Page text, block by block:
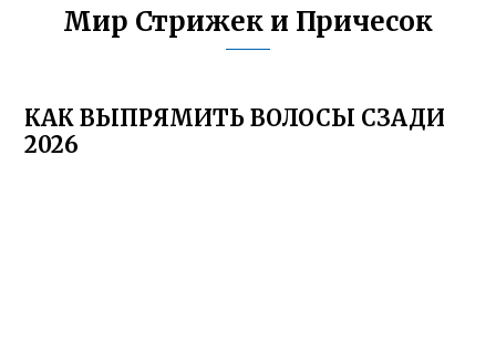
Мир Стрижек и Причесок
КАК ВЫПРЯМИТЬ ВОЛОСЫ СЗАДИ
2026